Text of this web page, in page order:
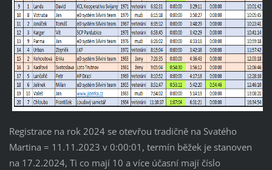
Registrace na rok 2024 se otevřou tradičně na Svatého
Martina = 11.11.2023 v 0:00:01, termín běžek je stanoven
na 17.2.2024, Ti co mají 10 a více účasní mají číslo